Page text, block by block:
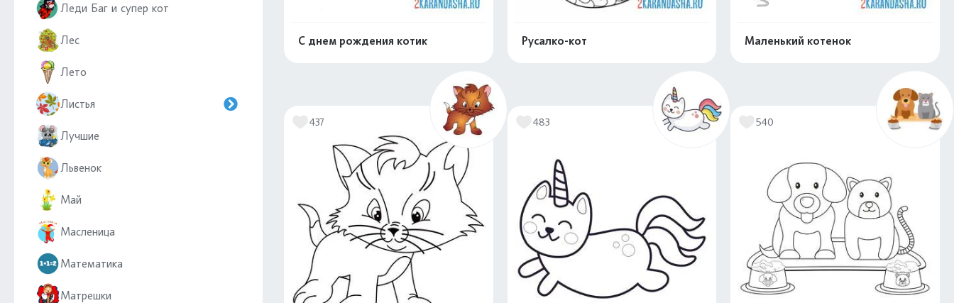
Леди Баг и супер кот
Лес
Лето
Листья
Лучшие
Львенок
Май
Масленица
Математика
Матрешки
С днем рождения котик Русалко-кот Маленький котенок
437 483 540